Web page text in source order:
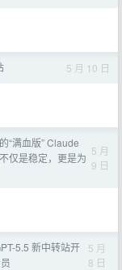
5 月 10 日
“满血版” Claude
仅是稳定，更是为
5 月
9 日
5.5 新中转站开
5 月
8 日